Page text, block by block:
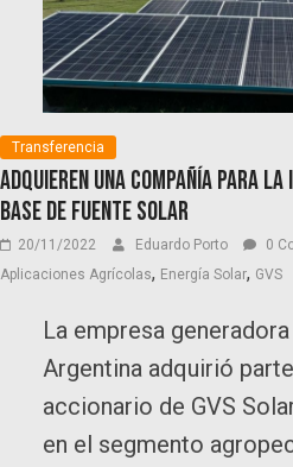
Transferencia
Adquieren una compañía para
base de fuente solar
20/11/2022 Eduardo Porto 0
Aplicaciones Agrícolas, Energía Solar, GVS
La empresa
Argentina adquirió
accionario de GVS
en el segmento